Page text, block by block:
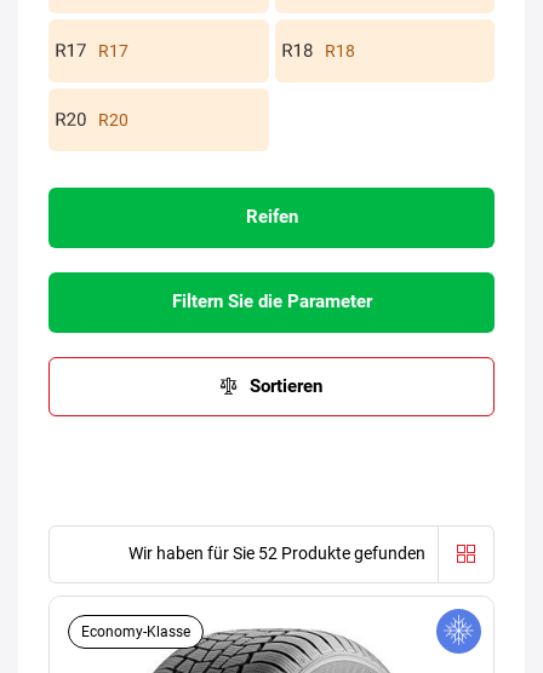
R17 R18
R20
Reifen
Filtern Sie die Parameter
Sortieren
Wir haben für Sie 52 Produkte gefunden
Economy-Klasse